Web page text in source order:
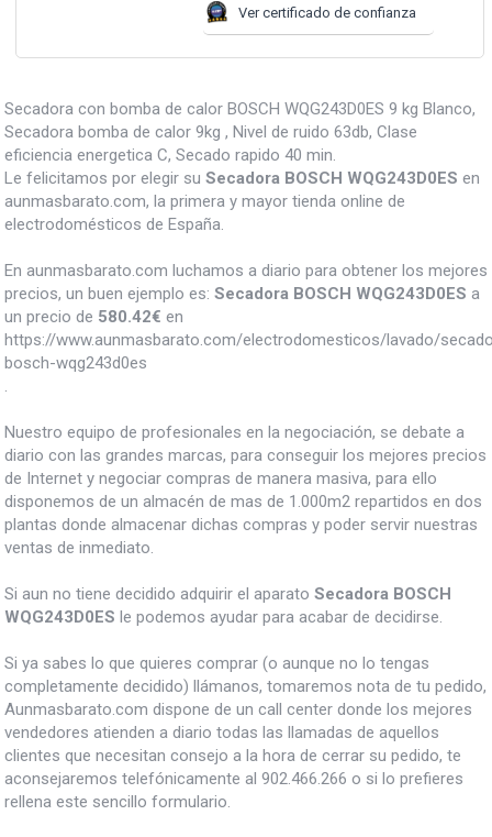
Ver certificado de confianza
Secadora con bomba de calor BOSCH WQG243D0ES 9 kg Blanco,
Secadora bomba de calor 9kg , Nivel de ruido 63db, Clase
eficiencia energetica C, Secado rapido 40 min.
Le felicitamos por elegir su Secadora BOSCH WQG243D0ES en
aunmasbarato.com, la primera y mayor tienda online de
electrodomésticos de España.
En aunmasbarato.com luchamos a diario para obtener los mejores
precios, un buen ejemplo es: Secadora BOSCH WQG243D0ES a
un precio de 580.42€ en
https://www.aunmasbarato.com/electrodomesticos/lavado/
bosch-wqg243d0es
.
Nuestro equipo de profesionales en la negociación, se debate a
diario con las grandes marcas, para conseguir los mejores precios
de Internet y negociar compras de manera masiva, para ello
disponemos de un almacén de mas de 1.000m2 repartidos en dos
plantas donde almacenar dichas compras y poder servir nuestras
ventas de inmediato.
Si aun no tiene decidido adquirir el aparato Secadora BOSCH
WQG243D0ES le podemos ayudar para acabar de decidirse.
Si ya sabes lo que quieres comprar (o aunque no lo tengas
completamente decidido) llámanos, tomaremos nota de tu pedido,
Aunmasbarato.com dispone de un call center donde los mejores
vendedores atienden a diario todas las llamadas de aquellos
clientes que necesitan consejo a la hora de cerrar su pedido, te
aconsejaremos telefónicamente al 902.466.266 o si lo prefieres
rellena este sencillo formulario.